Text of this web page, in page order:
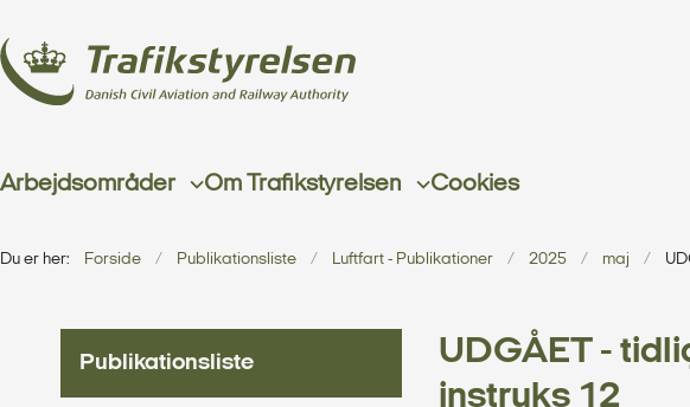
Arbejdsområder Om Trafikstyrelsen Cookies
Du er her: Forside Publikationsliste Luftfart - Publikationer 2025 maj
Publikationsliste
UDGÅET -
instruks 12